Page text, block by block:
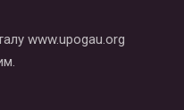
www.upogau.org